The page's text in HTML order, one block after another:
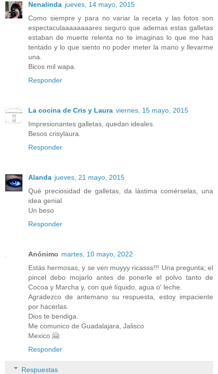
Nenalinda jueves, 14 mayo, 2015
Como siempre y para no variar la receta y las fotos son
espectaculaaaaaaaares seguro que ademas estas galletas
estaban de muerte relenta no te imaginas lo que me has
tentado y lo que siento no poder meter la mano y llevarme
una.
Bicos mil wapa.
Responder
La cocina de Cris y Laura viernes, 15 mayo, 2015
Impresionantes galletas, quedan ideales.
Besos crisylaura.
Responder
Alanda jueves, 21 mayo, 2015
Qué preciosidad de galletas, da lástima comérselas, una
idea genial
Un beso
Responder
Anónimo martes, 10 mayo, 2022
Estás hermosas, y se ven muyyy ricasss!!! Una pregunta; el
pincel debo mojarlo antes de ponerle el polvo tanto de
Cocoa y Marcha y, con qué líquido, agua o' leche.
Agradezco de antemano su respuesta, estoy impaciente
por hacerlas.
Dios te bendiga.
Me comunico de Guadalajara, Jalisco
Mexico.🤗
Responder
Respuestas